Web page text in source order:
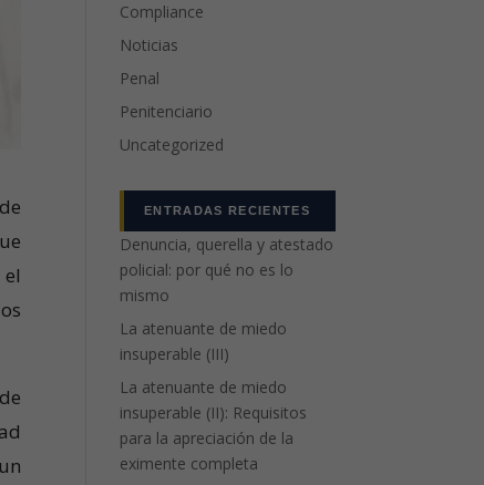
Compliance
Noticias
Penal
Penitenciario
Uncategorized
ENTRADAS RECIENTES
Denuncia, querella y atestado
policial: por qué no es lo
mismo
La atenuante de miedo
insuperable (III)
La atenuante de miedo
insuperable (II): Requisitos
para la apreciación de la
eximente completa